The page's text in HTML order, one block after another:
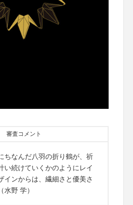
審査コメント
ちなんだ八羽の折り鶴が、祈
い続けていくかのようにレイ
インからは、繊細さと優美さ
水野 学）